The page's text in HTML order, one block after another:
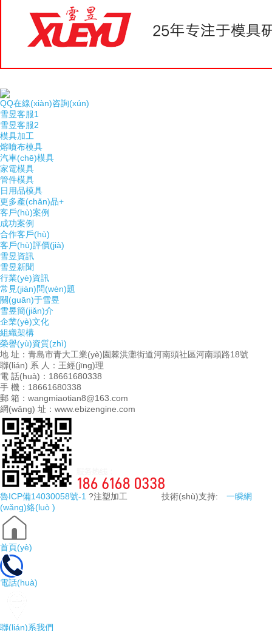
QQ在線(xiàn)咨詢(xún)
雪昱客服1
雪昱客服2
模具加工
熔噴布模具
汽車(chē)模具
家電模具
管件模具
日用品模具
更多產(chǎn)品+
客戶(hù)案例
成功案例
合作客戶(hù)
客戶(hù)評價(jià)
雪昱資訊
雪昱新聞
行業(yè)資訊
常見(jiàn)問(wèn)題
關(guān)于雪昱
雪昱簡(jiǎn)介
企業(yè)文化
組織架構
榮譽(yù)資質(zhì)
地 址：青島市青大工業(yè)園棘洪灘街道河南頭社區河南頭路18號
聯(lián) 系 人：王經(jīng)理
電 話(huà)：18661680338
手 機：18661680338
郵 箱：wangmiaotian8@163.com
網(wǎng) 址：www.ebizengine.com
魯ICP備14030058號-1 ?注塑加工 技術(shù)支持: 一瞬網
(wǎng)絡(luò )
首頁(yè)
電話(huà)
聯(lián)系我們